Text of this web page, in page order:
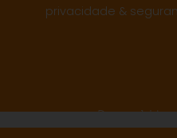
privacidade &